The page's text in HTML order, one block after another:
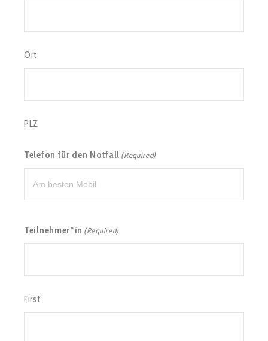
Ort
PLZ
Telefon für den Notfall (Required)
Teilnehmer*in (Required)
First